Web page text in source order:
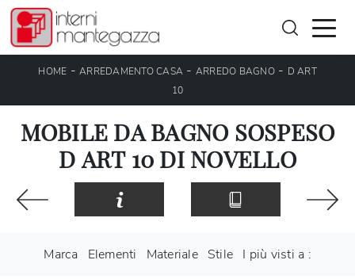
HOME - ARREDAMENTO CASA - ARREDO BAGNO - D ART
10
MOBILE DA BAGNO SOSPESO
D ART 10 DI NOVELLO
Marca Elementi Materiale Stile I più visti a :